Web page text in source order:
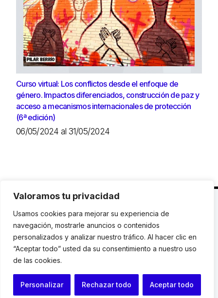
Valoramos tu privacidad
Usamos cookies para mejorar su experiencia de
navegación, mostrarle anuncios o contenidos
personalizados y analizar nuestro tráfico. Al hacer clic en
“Aceptar todo” usted da su consentimiento a nuestro uso
de las cookies.
Personalizar Rechazar todo Aceptar todo
Curso virtual: Los conflictos desde el enfoque de
género. Impactos diferenciados, construcción de paz y
acceso a mecanismos internacionales de protección
(6ª edición)
06/05/2024 al 31/05/2024
C. Avinyó 44, 2n | 08002 Barcelona |T.: +34 93
119 03 72|institut@idhc.org
© Institut de Drets Humans de Catalunya.
Aviso legal|Cookies|Contacto
Programación web: Space Bits